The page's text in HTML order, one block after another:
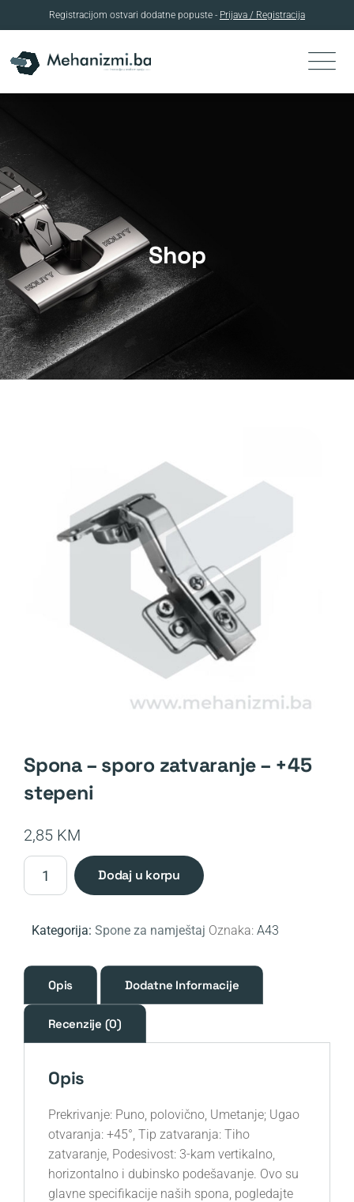
Skip
to
Registracijom ostvari dodatne popuste - Prijava / Registracija
Shop
spona – sporo zatvaranje – +45
stepeni
2,85 KM
Spona
zatvaranje
+45
stepeni
količina
dodaj u korpu
Kategorija: Spone za namještaj Oznaka: A43
Opis Dodatne Informacije
Recenzije (0)
Opis
Prekrivanje: Puno, polovično, Umetanje; Ugao
otvaranja: +45°, Tip zatvaranja: Tiho
zatvaranje, Podesivost: 3-kam vertikalno,
horizontalno i dubinsko podešavanje. Ovo su
glavne specifikacije naših spona, pogledajte